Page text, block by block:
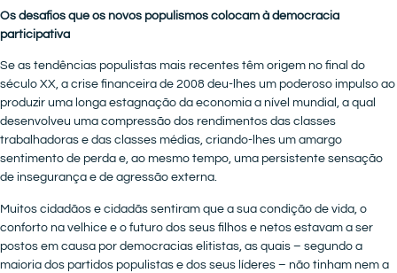
Os desafios que os novos populismos colocam à democracia
participativa
Se as tendências populistas mais recentes têm origem no final do
século XX, a crise financeira de 2008 deu-lhes um poderoso impulso ao
produzir uma longa estagnação da economia a nível mundial, a qual
desenvolveu uma compressão dos rendimentos das classes
trabalhadoras e das classes médias, criando-lhes um amargo
sentimento de perda e, ao mesmo tempo, uma persistente sensação
de insegurança e de agressão externa.
Muitos cidadãos e cidadãs sentiram que a sua condição de vida, o
conforto na velhice e o futuro dos seus filhos e netos estavam a ser
postos em causa por democracias elitistas, as quais – segundo a
maioria dos partidos populistas e dos seus líderes – não tinham nem a